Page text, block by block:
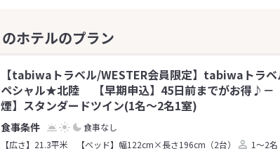
【tabiwaトラベル/WESTER会員限定】tabiwaトラベ
ペシャル★北陸 【早期申込】45日前までがお得♪－
煙】スタンダードツイン(1名～2名1室)
食事なし
【広さ】21.3平米
【ベッド】幅122cm×長さ196cm（2台）
1～2名